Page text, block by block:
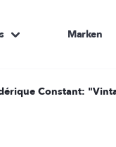
Marken
Constant: